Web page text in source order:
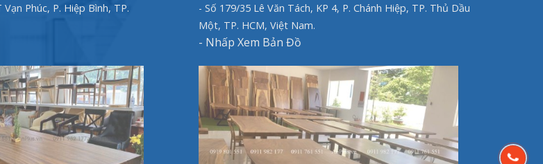
Phúc, P. Hiệp Bình, TP.
- Số 179/35 Lê Văn Tách, KP 4, P. Chánh Hiệp, TP. Thủ Dầu
Một, TP. HCM, Việt Nam.
- Nhấp Xem Bản Đồ